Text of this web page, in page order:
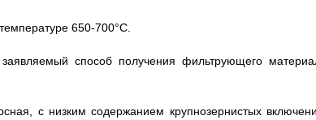
650-700°С.
способ получения фильтрующего
с низким содержанием крупнозернистых